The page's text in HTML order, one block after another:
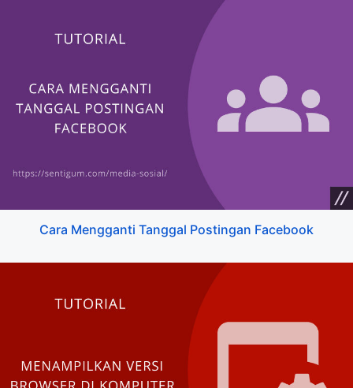
Cara Mengganti Tanggal Postingan Facebook